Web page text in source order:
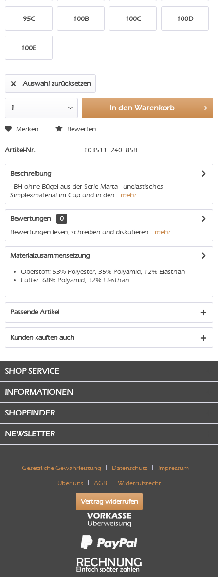
95C 100B 100C 100D
100E
Auswahl zurücksetzen
In den Warenkorb
Merken Bewerten
Artikel-Nr.: 103511_240_85B
Beschreibung
- BH ohne Bügel aus der Serie Marta - unelastisches
Simplexmaterial im Cup und in den... mehr
Bewertungen
0
Bewertungen lesen, schreiben und diskutieren... mehr
Materialzusammensetzung
Oberstoff: 53% Polyester, 35% Polyamid, 12% Elasthan
Futter: 68% Polyamid, 32% Elasthan
Passende Artikel
Kunden kauften auch
SHOP SERVICE
INFORMATIONEN
SHOPFINDER
NEWSLETTER
Gesetzliche Gewährleistung Datenschutz Impressum
Über uns AGB Widerrufsrecht
Vertrag widerrufen